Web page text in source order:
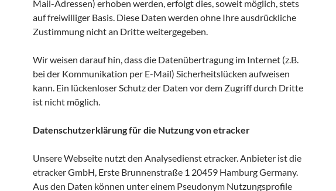
Mail-Adressen) erhoben werden, erfolgt dies, soweit möglich, stets
auf freiwilliger Basis. Diese Daten werden ohne Ihre ausdrückliche
Zustimmung nicht an Dritte weitergegeben.
Wir weisen darauf hin, dass die Datenübertragung im Internet (z.B.
bei der Kommunikation per E-Mail) Sicherheitslücken aufweisen
kann. Ein lückenloser Schutz der Daten vor dem Zugriff durch Dritte
ist nicht möglich.
Datenschutzerklärung für die Nutzung von etracker
Unsere Webseite nutzt den Analysedienst etracker. Anbieter ist die
etracker GmbH, Erste Brunnenstraße 1 20459 Hamburg Germany.
Aus den Daten können unter einem Pseudonym Nutzungsprofile